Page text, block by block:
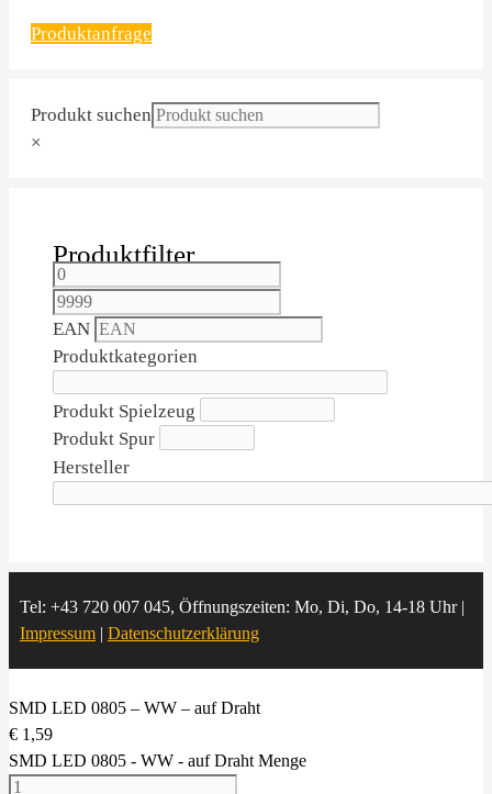
Produktanfrage
Produkt suchen
×
Produktfilter
EAN
Produktkategorien
Produkt Spielzeug
Produkt Spur
Hersteller
Tel: +43 720 007 045, Öffnungszeiten: Mo, Di, Do, 14-18 Uhr |
Impressum | Datenschutzerklärung
SMD LED 0805 – WW – auf Draht
€ 1,59
SMD LED 0805 - WW - auf Draht Menge